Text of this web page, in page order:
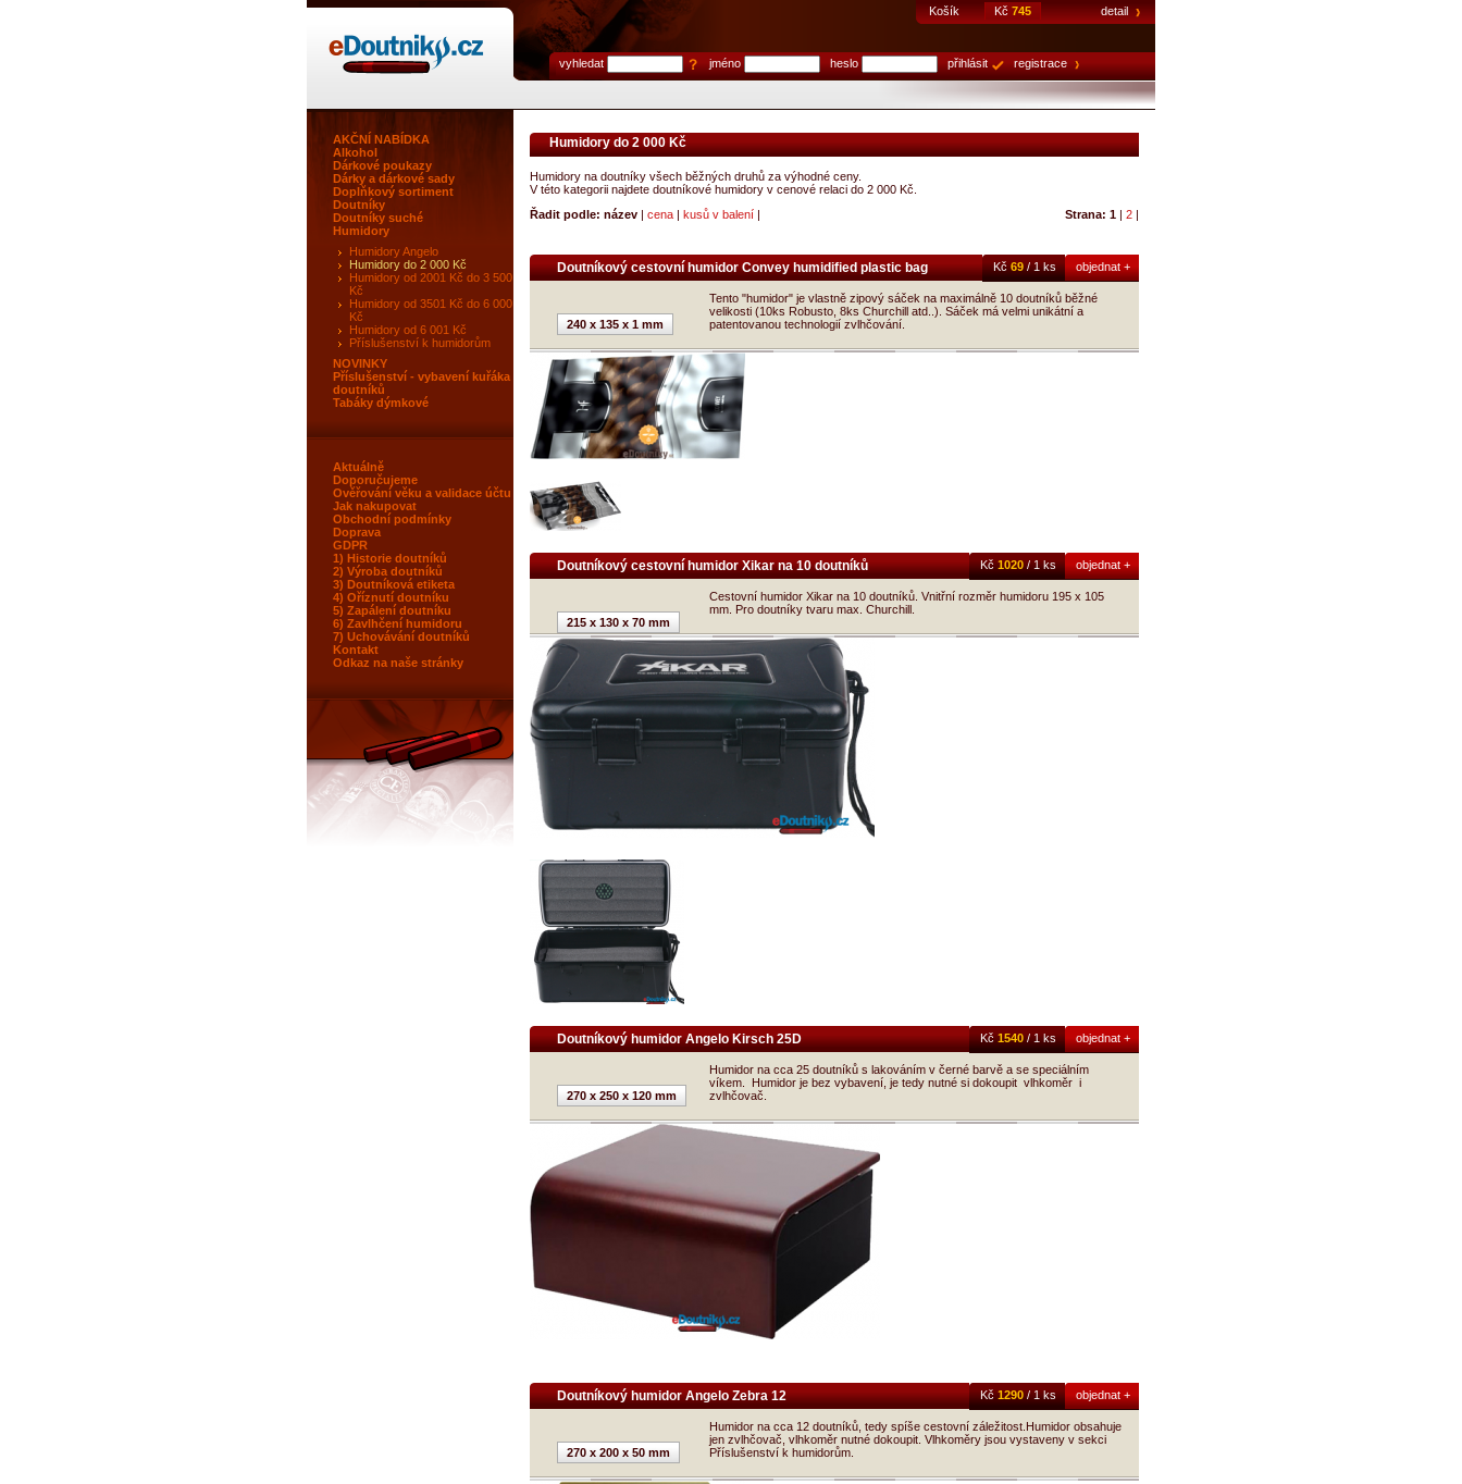
detail
Košík Kč 745
vyhledat jméno heslo přihlásit registrace
AKČNÍ NABÍDKA
Alkohol
Dárkové poukazy
Dárky a dárkové sady
Doplňkový sortiment
Doutníky
Doutníky suché
Humidory
Humidory Angelo
Humidory do 2 000 Kč
Humidory od 2001 Kč do 3 500
Kč
Humidory od 3501 Kč do 6 000
Kč
Humidory od 6 001 Kč
Příslušenství k humidorům
NOVINKY
Příslušenství - vybavení kuřáka
doutníků
Tabáky dýmkové
Aktuálně
Doporučujeme
Ověřování věku a validace účtu
Jak nakupovat
Obchodní podmínky
Doprava
GDPR
1) Historie doutníků
2) Výroba doutníků
3) Doutníková etiketa
4) Oříznutí doutníku
5) Zapálení doutníku
6) Zavlhčení humidoru
7) Uchovávání doutníků
Kontakt
Odkaz na naše stránky
Humidory do 2 000 Kč
Humidory na doutníky všech běžných druhů za výhodné ceny.
V této kategorii najdete doutníkové humidory v cenové relaci do 2 000 Kč.
Strana: 1 | 2 |
Řadit podle: název | cena | kusů v balení |
objednat +
Kč69/ 1 ks
Doutníkový cestovní humidor Convey humidified plastic bag
240 x 135 x 1 mm
Tento "humidor" je vlastně zipový sáček na maximálně 10 doutníků běžné
velikosti (10ks Robusto, 8ks Churchill atd..). Sáček má velmi unikátní a
patentovanou technologií zvlhčování.
objednat +
Kč1020/ 1 ks
Doutníkový cestovní humidor Xikar na 10 doutníků
215 x 130 x 70 mm
Cestovní humidor Xikar na 10 doutníků. Vnitřní rozměr humidoru 195 x 105
mm. Pro doutníky tvaru max. Churchill.
objednat +
Kč1540/ 1 ks
Doutníkový humidor Angelo Kirsch 25D
270 x 250 x 120 mm
Humidor na cca 25 doutníků s lakováním v černé barvě a se speciálním
víkem. Humidor je bez vybavení, je tedy nutné si dokoupit vlhkoměr i
zvlhčovač.
objednat +
Kč1290/ 1 ks
Doutníkový humidor Angelo Zebra 12
270 x 200 x 50 mm
Humidor na cca 12 doutníků, tedy spíše cestovní záležitost.Humidor obsahuje
jen zvlhčovač, vlhkoměr nutné dokoupit. Vlhkoměry jsou vystaveny v sekci
Příslušenství k humidorům.